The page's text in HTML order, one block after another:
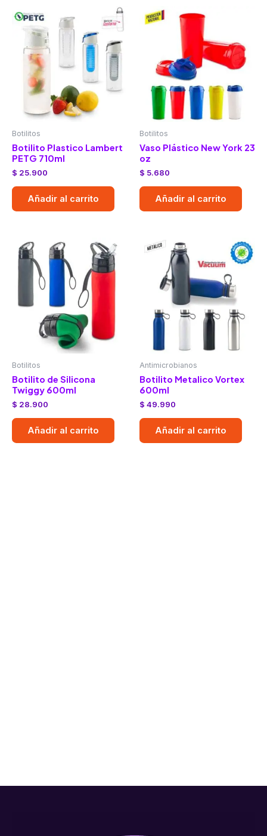
Botilitos
Botilito Plastico Lambert
PETG 710ml
$ 25.900
Añadir al carrito
Botilitos
Vaso Plástico New York 23
oz
$ 5.680
Añadir al carrito
Botilitos
Botilito de Silicona
Twiggy 600ml
$ 28.900
Añadir al carrito
Antimicrobianos
Botilito Metalico Vortex
600ml
$ 49.990
Añadir al carrito